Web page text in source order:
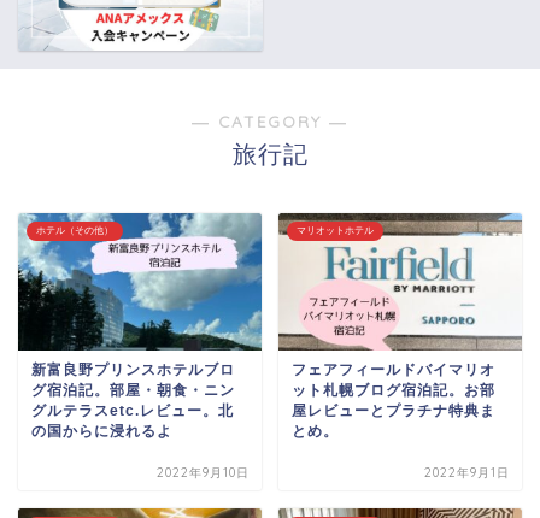
― CATEGORY ―
旅行記
ホテル（その他）
新富良野プリンスホテルブロ
グ宿泊記。部屋・朝食・ニン
グルテラスetc.レビュー。北
の国からに浸れるよ
2022年9月10日
マリオットホテル
フェアフィールドバイマリオ
ット札幌ブログ宿泊記。お部
屋レビューとプラチナ特典ま
とめ。
2022年9月1日